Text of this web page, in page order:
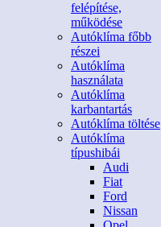
felépítése,
működése
Autóklíma főbb
részei
Autóklíma
használata
Autóklíma
karbantartás
Autóklíma töltése
Autóklíma
típushibái
Audi
Fiat
Ford
Nissan